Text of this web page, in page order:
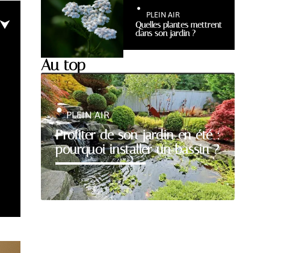
PLEIN AIR
Quelles plantes mettrent
dans son jardin ?
Au top
Profiter de son jardin en été :
pourquoi installer un bassin ?
PLEIN AIR